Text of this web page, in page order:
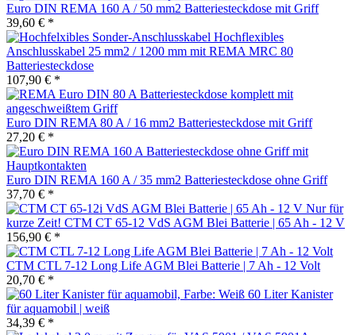
Euro DIN REMA 160 A / 50 mm2 Batteriesteckdose mit Griff
39,60 € *
Hochflexibles
Anschlusskabel 25 mm2 / 1200 mm mit REMA MRC 80
Batteriesteckdose
107,90 € *
Euro DIN REMA 80 A / 16 mm2 Batteriesteckdose mit Griff
27,20 € *
Euro DIN REMA 160 A / 35 mm2 Batteriesteckdose ohne Griff
37,70 € *
Nur für
kurze Zeit! CTM CT 65-12 VdS AGM Blei Batterie | 65 Ah - 12 V
156,90 € *
CTM CTL 7-12 Long Life AGM Blei Batterie | 7 Ah - 12 Volt
20,70 € *
60 Liter Kanister
für aquamobil | weiß
34,39 € *